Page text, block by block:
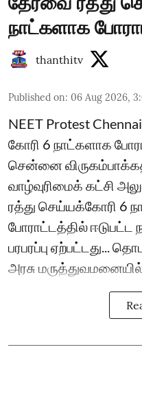
நாட்களாக
thanthitv
Published on: 06 Aug 2026,
NEET Protest
கோரி 6 நாட்களாக
சென்னை
வாழ்வுரிமைக் கட்சி
ரத்து செய்யக்கோரி 6
போராட்டத்தில்
பரபரப்பு ஏற்பட்ட‌து...
அரசு